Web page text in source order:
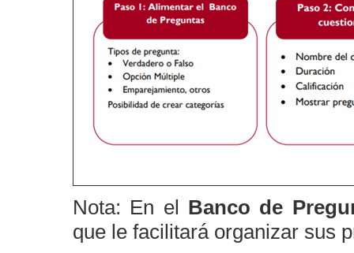
Nota: En el Banco de
que le facilitará organizar sus